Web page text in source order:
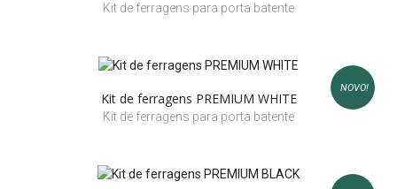
Kit de ferragens para porta batente
NOVO!
Kit de ferragens PREMIUM WHITE
Kit de ferragens para porta batente